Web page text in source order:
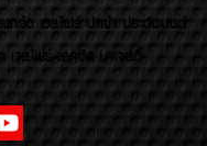
ร์ด เวลไฟร์ นำเข้า ประดับยนต์
วลไฟร์ เลกซัส มาเจสตี้